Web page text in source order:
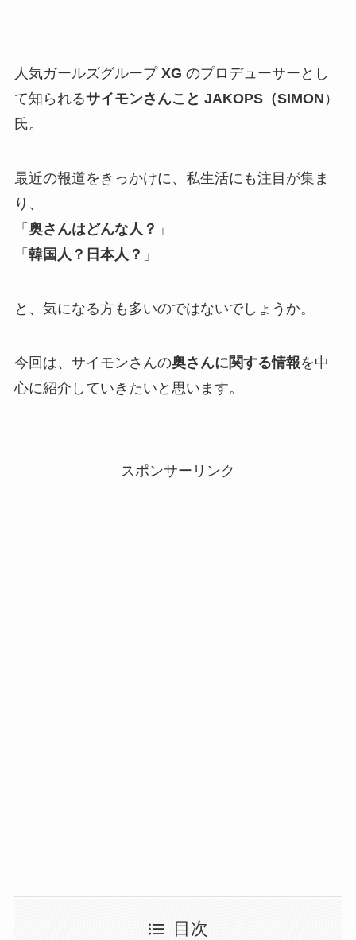
人気ガールズグループ XG のプロデューサーとし
て知られるサイモンさんこと JAKOPS（SIMON ）
氏。
最近の報道をきっかけに、私生活にも注目が集ま
り、
「 奥さんはどんな人？ 」
「 韓国人？日本人？ 」
と、気になる方も多いのではないでしょうか。
今回は、サイモンさんの奥さんに関する情報を中
心に紹介していきたいと思います。
スポンサーリンク
目次